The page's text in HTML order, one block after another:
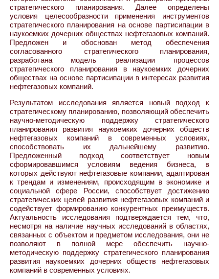
стратегического планирования. Далее определены
условия целесообразности применения инструментов
стратегического планирования на основе партисипации в
наукоемких дочерних обществах нефтегазовых компаний.
Предложен и обоснован метод обеспечения
согласованного стратегического планирования,
разработана модель реализации процессов
стратегического планирования в наукоемких дочерних
обществах на основе партисипации в интересах развития
нефтегазовых компаний.
Результатом исследования является новый подход к
стратегическому планированию, позволяющий обеспечить
научно-методическую поддержку стратегического
планирования развития наукоемких дочерних обществ
нефтегазовых компаний в современных условиях,
способствовать их дальнейшему развитию.
Предложенный подход соответствует новым
сформировавшимся условиям ведения бизнеса, в
которых действуют нефтегазовые компании, адаптирован
к трендам и изменениям, происходящим в экономике и
социальной сфере России, способствует достижению
стратегических целей развития нефтегазовых компаний и
содействует формированию конкурентных преимуществ.
Актуальность исследования подтверждается тем, что,
несмотря на наличие научных исследований в областях,
связанных с объектом и предметом исследования, они не
позволяют в полной мере обеспечить научно-
методическую поддержку стратегического планирования
развития наукоемких дочерних обществ нефтегазовых
компаний в современных условиях.